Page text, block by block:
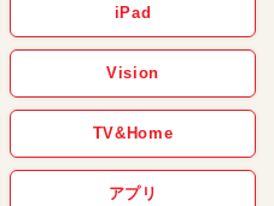
iPad
Vision
TV&Home
アプリ